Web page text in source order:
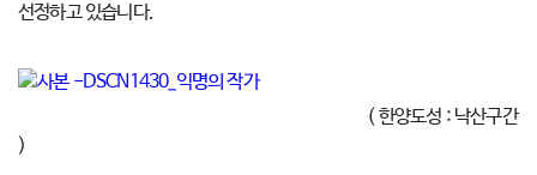
선정하고 있습니다.
( 한양도성 : 낙산구간
)